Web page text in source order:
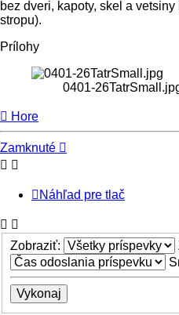
bez dveri, kapoty, skel a
stropu).
Prílohy
0401-
Hore
Zamknuté
Náhľad pre tlač
Zobraziť: